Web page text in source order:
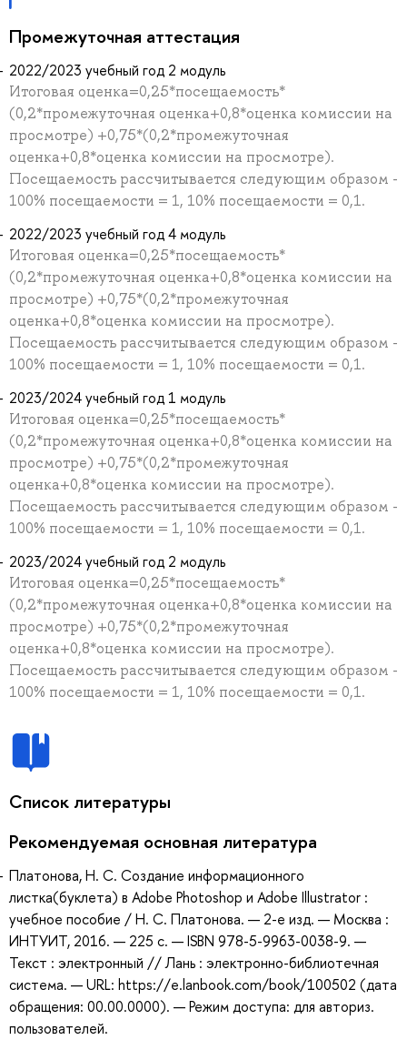
Промежуточная аттестация
2022/2023 учебный год 2 модуль
Итоговая оценка=0,25*посещаемость*
(0,2*промежуточная оценка+0,8*оценка комиссии на
просмотре) +0,75*(0,2*промежуточная
оценка+0,8*оценка комиссии на просмотре).
Посещаемость рассчитывается следующим образом -
100% посещаемости = 1, 10% посещаемости = 0,1.
2022/2023 учебный год 4 модуль
Итоговая оценка=0,25*посещаемость*
(0,2*промежуточная оценка+0,8*оценка комиссии на
просмотре) +0,75*(0,2*промежуточная
оценка+0,8*оценка комиссии на просмотре).
Посещаемость рассчитывается следующим образом -
100% посещаемости = 1, 10% посещаемости = 0,1.
2023/2024 учебный год 1 модуль
Итоговая оценка=0,25*посещаемость*
(0,2*промежуточная оценка+0,8*оценка комиссии на
просмотре) +0,75*(0,2*промежуточная
оценка+0,8*оценка комиссии на просмотре).
Посещаемость рассчитывается следующим образом -
100% посещаемости = 1, 10% посещаемости = 0,1.
2023/2024 учебный год 2 модуль
Итоговая оценка=0,25*посещаемость*
(0,2*промежуточная оценка+0,8*оценка комиссии на
просмотре) +0,75*(0,2*промежуточная
оценка+0,8*оценка комиссии на просмотре).
Посещаемость рассчитывается следующим образом -
100% посещаемости = 1, 10% посещаемости = 0,1.
Список литературы
Рекомендуемая основная литература
Платонова, Н. С. Создание информационного
листка(буклета) в Adobe Photoshop и Adobe Illustrator :
учебное пособие / Н. С. Платонова. — 2-е изд. — Москва :
ИНТУИТ, 2016. — 225 с. — ISBN 978-5-9963-0038-9. —
Текст : электронный // Лань : электронно-библиотечная
система. — URL: https://e.lanbook.com/book/100502 (дата
обращения: 00.00.0000). — Режим доступа: для авториз.
пользователей.